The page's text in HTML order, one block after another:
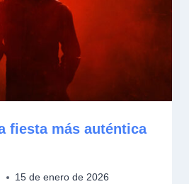
fiesta más auténtica
15 de enero de 2026